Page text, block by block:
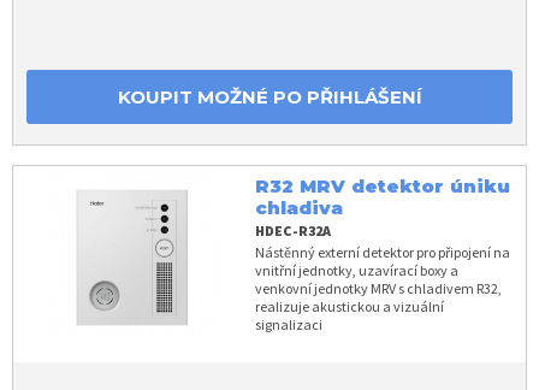
KOUPIT MOŽNÉ PO PŘIHLÁŠENÍ
R32 MRV detektor úniku
chladiva
HDEC-R32A
Nástěnný externí detektor pro připojení na
vnitřní jednotky, uzavírací boxy a
venkovní jednotky MRV s chladivem R32,
realizuje akustickou a vizuální
signalizaci